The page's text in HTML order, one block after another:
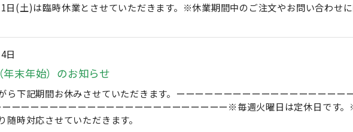
日(土)は臨時休業とさせていただきます。※休業期間中のご注文やお問い合わせ
日
年末年始）のお知らせ
ら下記期間お休みさせていただきます。ーーーーーーーーーーーーーーーーー
ーーーーーーーーーーーーーーーーーーーーーーー※毎週火曜日は定休日です
随時対応させていただきます。